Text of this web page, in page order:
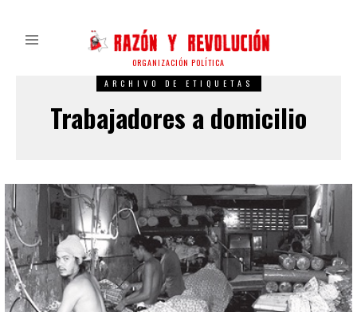
ORGANIZACIÓN POLÍTICA
ARCHIVO DE ETIQUETAS
Trabajadores a domicilio